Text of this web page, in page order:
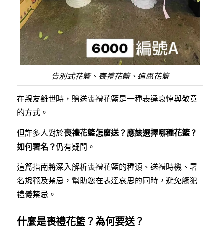
告別式花籃、喪禮花籃、追思花籃
在親友離世時，贈送喪禮花籃是一種表達哀悼與敬意
的方式。
但許多人對於喪禮花籃怎麼送？應該選擇哪種花籃？
如何署名？仍有疑問。
這篇指南將深入解析喪禮花籃的種類、送禮時機、署
名規範及禁忌，幫助您在表達哀思的同時，避免觸犯
禮儀禁忌。
什麼是喪禮花籃？為何要送？